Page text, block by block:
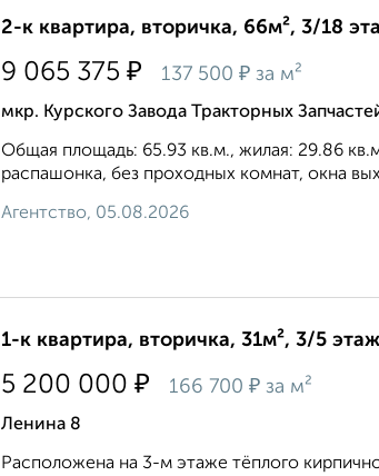
2-к квартира, вторичка, 66м², 3/18
9 065 375 ₽ 137 500 ₽ за м²
мкр. Курского Завода Тракторных
Общая площадь: 65.93 кв.м., жилая: 29.86
распашонка, без проходных комнат, окна
Агентство, 05.08.2026
1-к квартира, вторичка, 31м², 3/5 этаж
5 200 000 ₽ 166 700 ₽ за м²
Ленина 8
Расположена на 3-м этаже тёплого